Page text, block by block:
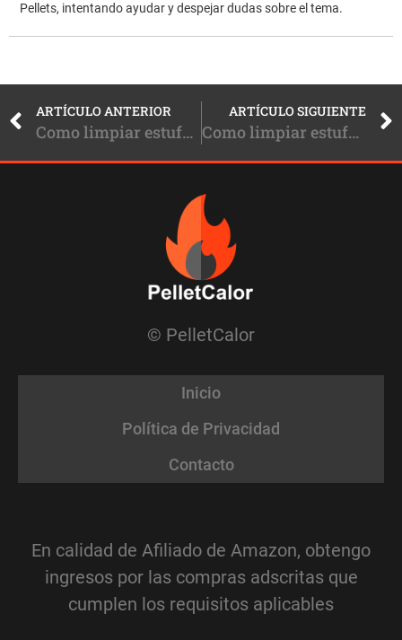
Pellets, intentando ayudar y despejar dudas sobre el tema.
ARTÍCULO ANTERIOR
Como limpiar estufa de pellets Baxi de Aire
ARTÍCULO SIGUIENTE
Como limpiar estufa de pellets Bronpi
© PelletCalor
Inicio
Política de Privacidad
Contacto
En calidad de Afiliado de Amazon, obtengo
ingresos por las compras adscritas que
cumplen los requisitos aplicables